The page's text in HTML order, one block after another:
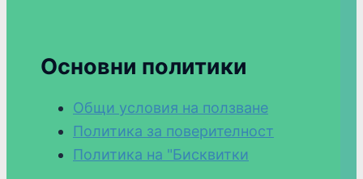
Основни политики
Общи условия на ползване
Политика за поверителност
Политика на "Бисквитки